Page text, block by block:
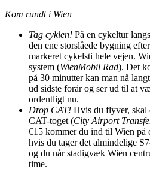
Kom rundt i Wien
Tag cyklen! På en cykeltur langs
den ene storslåede bygning
markeret cykelsti hele vejen.
system (WienMobil Rad). Det
på 30 minutter kan man nå
ud sidste forår og ser ud til at
ordentligt nu.
Drop CAT! Hvis du flyver, skal
CAT-toget (City Airport
€15 kommer du ind til Wien på
hvis du tager det almindelige
og du når stadigvæk Wien
time.